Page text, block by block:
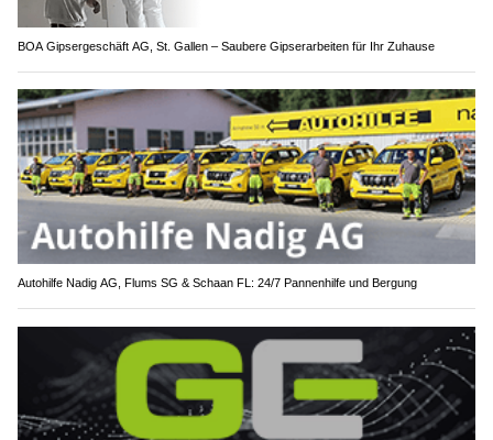
BOA Gipsergeschäft AG, St. Gallen – Saubere Gipserarbeiten für Ihr Zuhause
Autohilfe Nadig AG, Flums SG & Schaan FL: 24/7 Pannenhilfe und Bergung